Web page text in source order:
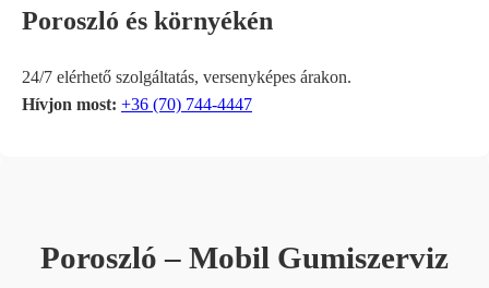
Poroszló és környékén
24/7 elérhető szolgáltatás, versenyképes árakon.
Hívjon most: +36 (70) 744-4447
Poroszló – Mobil Gumiszerviz